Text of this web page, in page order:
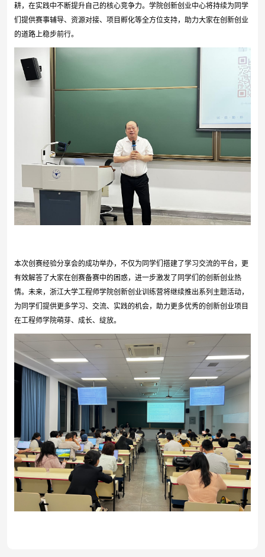
耕，在实践中不断提升自己的核心竞争力。学院创新创业中心将持续为同学
们提供赛事辅导、资源对接、项目孵化等全方位支持，助力大家在创新创业
的道路上稳步前行。
本次创赛经验分享会的成功举办，不仅为同学们搭建了学习交流的平台，更
有效解答了大家在创赛备赛中的困惑，进一步激发了同学们的创新创业热
情。未来，浙江大学工程师学院创新创业训练营将继续推出系列主题活动，
为同学们提供更多学习、交流、实践的机会，助力更多优秀的创新创业项目
在工程师学院萌芽、成长、绽放。